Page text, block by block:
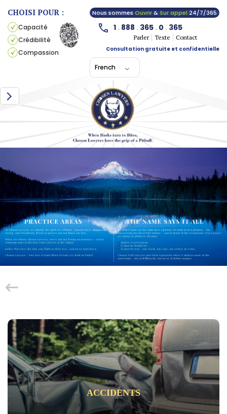
CHOISI POUR :
Capacité
Crédibilité
Compassion
Nous sommesOuvrir&Sur appel24/7/365
1 . 888 . 365 . 0 . 365
Parler Texte
Contact
Consultation gratuite et confidentielle
French
ACCIDENTS